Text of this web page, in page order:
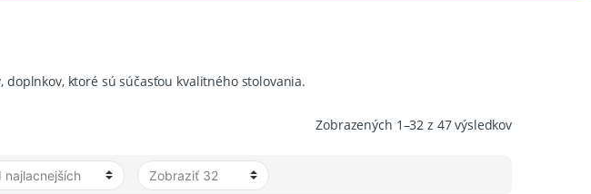
ktoré sú súčasťou kvalitného stolovania.
Zobrazených 1–32 z 47 výsledkovZoradené